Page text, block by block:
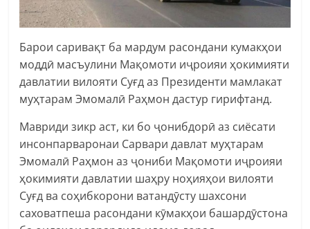
Барои саривақт ба мардум расондани кумакҳои
моддӣ масъулини Мақомоти иҷроияи ҳокимияти
давлатии вилояти Суғд аз Президенти мамлакат
муҳтарам Эмомалӣ Раҳмон дастур гирифтанд.
Мавриди зикр аст, ки бо ҷонибдорӣ аз сиёсати
инсонпарваронаи Сарвари давлат муҳтарам
Эмомалӣ Раҳмон аз ҷониби Мақомоти иҷроияи
ҳокимияти давлатии шаҳру ноҳияҳои вилояти
Суғд ва соҳибкорони ватандӯсту шахсони
саховатпеша расондани кӯмакҳои башардӯстона